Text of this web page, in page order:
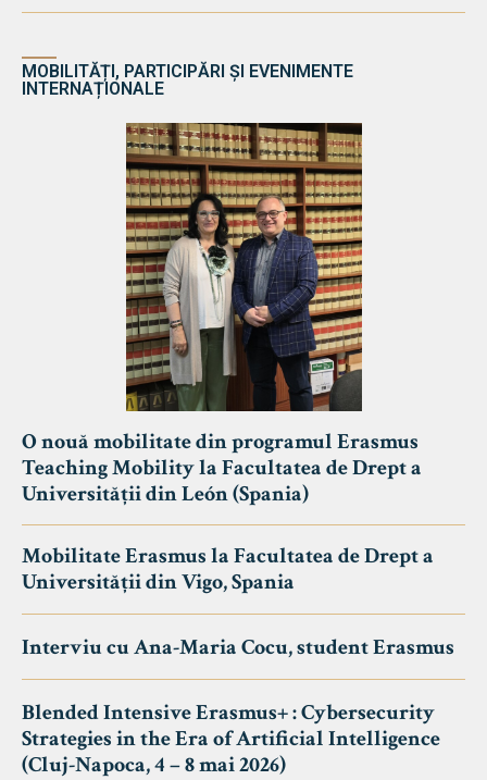
MOBILITĂȚI, PARTICIPĂRI ȘI EVENIMENTE
INTERNAȚIONALE
O nouă mobilitate din programul Erasmus
Teaching Mobility la Facultatea de Drept a
Universității din León (Spania)
Mobilitate Erasmus la Facultatea de Drept a
Universității din Vigo, Spania
Interviu cu Ana-Maria Cocu, student Erasmus
Blended Intensive Erasmus+ : Cybersecurity
Strategies in the Era of Artificial Intelligence
(Cluj-Napoca, 4 – 8 mai 2026)